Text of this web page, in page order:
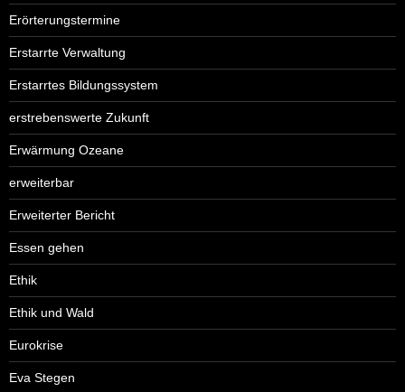
Erörterungstermine
Erstarrte Verwaltung
Erstarrtes Bildungssystem
erstrebenswerte Zukunft
Erwärmung Ozeane
erweiterbar
Erweiterter Bericht
Essen gehen
Ethik
Ethik und Wald
Eurokrise
Eva Stegen